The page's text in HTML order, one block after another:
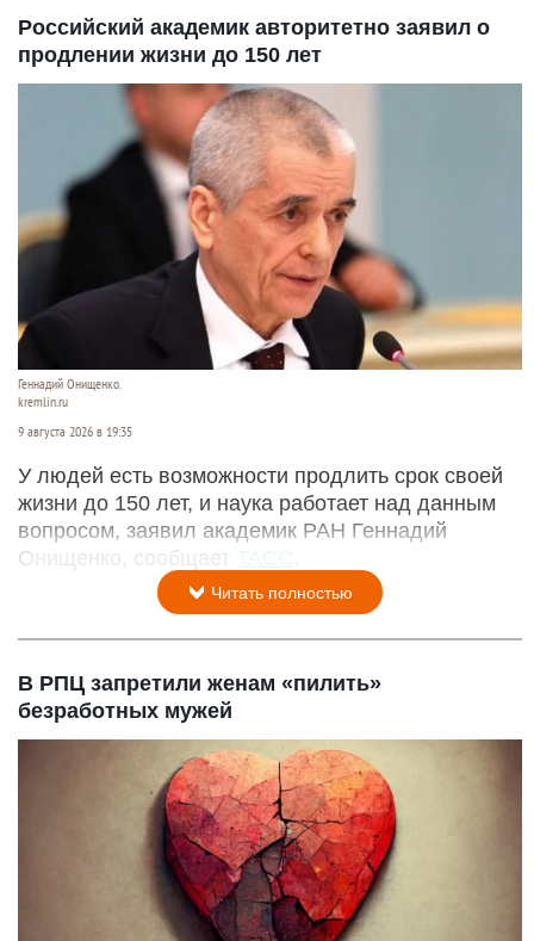
Российский академик авторитетно заявил о
продлении жизни до 150 лет
Геннадий Онищенко.
kremlin.ru
9 августа 2026 в 19:35
У людей есть возможности продлить срок своей
жизни до 150 лет, и наука работает над данным
вопросом, заявил академик РАН Геннадий
Онищенко, сообщает ТАСС
Читать полностью
В РПЦ запретили женам «пилить»
безработных мужей